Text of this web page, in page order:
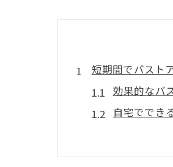
短期間でバスト
効果的なバ
自宅ででき
食生活がバ
心掛けたい